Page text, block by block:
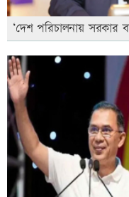
‘দেশ পরিচালনায় সরকার